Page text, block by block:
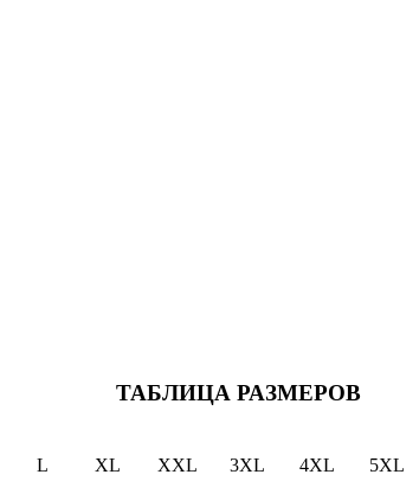
ТАБЛИЦА РАЗМЕРОВ
L XL XXL 3XL 4XL
5XL